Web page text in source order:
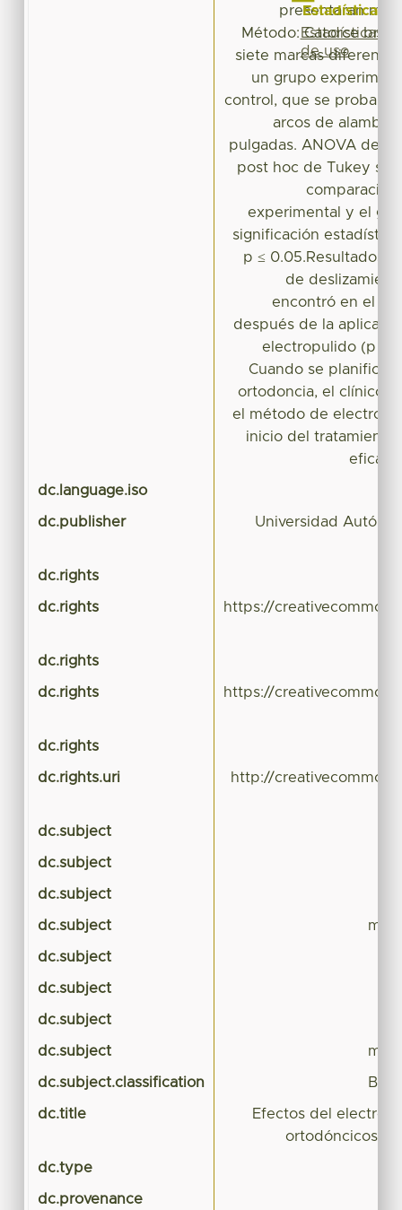
presentaran
Método: Catorce
siete marcas
un grupo
control, que se
arcos de alambre
pulgadas. ANOVA de
post hoc de Tukey se
experimental y el
significación
p ≤ 0.05.Resultados:
de
encontró en el
después de la
electropulido (p ≤
Cuando se planifica
ortodoncia, el clínico
el método de
inicio del tratamiento
dc.language.iso
dc.publisher Universidad
dc.rights
dc.rights https://
dc.rights
dc.rights https://
dc.rights
dc.rights.uri http://
dc.subject
dc.subject
dc.subject
dc.subject
dc.subject
dc.subject
dc.subject
dc.subject
dc.subject.classification
dc.title
Efectos del
ortodóncicos
dc.type
dc.provenance
Estadísticas
Estadísticas
de uso